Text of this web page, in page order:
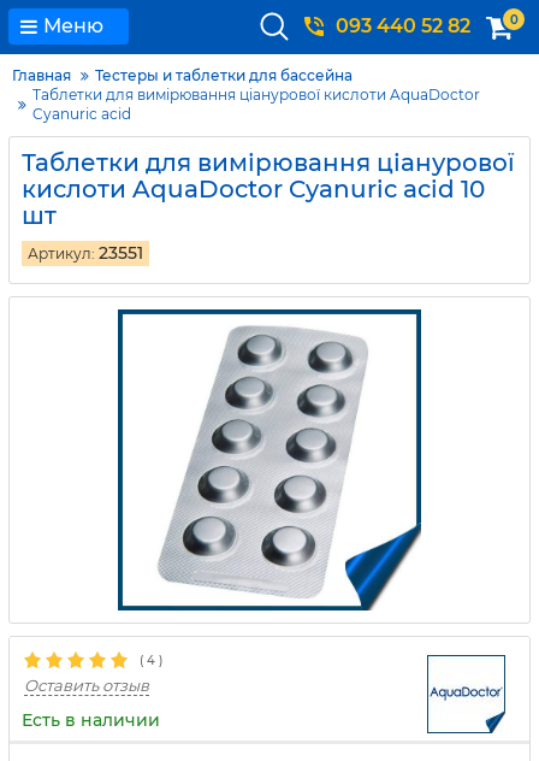
Меню 093 440 52 82 0
Главная
Тестеры и таблетки для бассейна
Таблетки для вимірювання ціанурової кислоти AquaDoctor
Cyanuric acid
Таблетки для вимірювання ціанурової
кислоти AquaDoctor Cyanuric acid 10
шт
Артикул: 23551
( 4 )
Оставить отзыв
Есть в наличии